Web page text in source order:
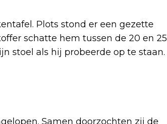
Plots stond er een gezette
schatte hem tussen de 20 en 25
stoel als hij probeerde op te staan.
Samen doorzochten zij de